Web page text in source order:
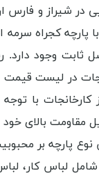
در شیراز و
پارچه کجراه
دارد.
در لیست
با
مقاومت بالای
پارچه بر
لباس کار،